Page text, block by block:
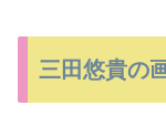
三田悠貴の